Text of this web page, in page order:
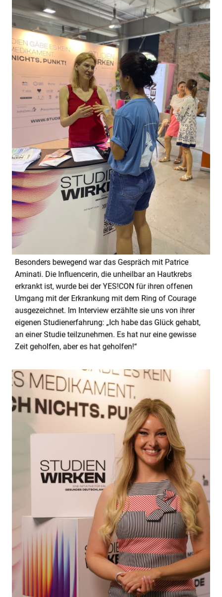
Besonders bewegend war das Gespräch mit Patrice
Aminati. Die Influencerin, die unheilbar an Hautkrebs
erkrankt ist, wurde bei derYES!CON für ihren offenen
Umgang mit der Erkrankung mit dem RingofCourage
ausgezeichnet. Im Interviewerzählte sie uns von ihrer
eigenen Studienerfahrung: „Ich habe das Glück gehabt,
an einer Studie teilzunehmen. Es hat nur eine gewisse
Zeit geholfen, aber es hat geholfen!“